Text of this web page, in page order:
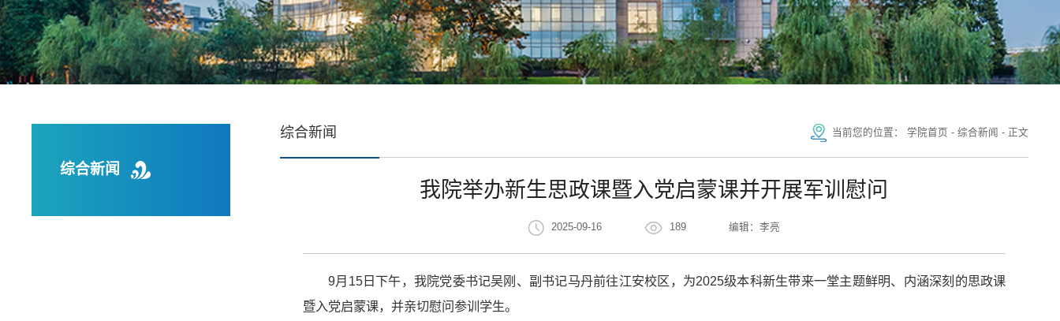
综合新闻
综合新闻 当前您的位置： 学院首页 - 综合新闻 - 正文
我院举办新生思政课暨入党启蒙课并开展军训慰问
2025-09-16 189 编辑：李亮
9月15日下午，我院党委书记吴刚、副书记马丹前往江安校区，为2025级本科新生带来一堂主题鲜明、内涵深刻的思政课
暨入党启蒙课，并亲切慰问参训学生。